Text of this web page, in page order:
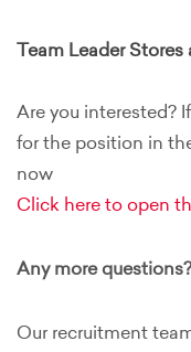
Team Leader
Are you interested?
for the position in
now
Click here to open
Any more questions?
Our recruitment